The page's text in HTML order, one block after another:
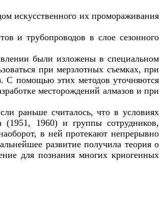
искусственного их промораживания
и трубопроводов в слое сезонного
были изложены в специальном
при мерзлотных съемках, при
С помощью этих методов уточняются
месторождений алмазов и при
раньше считалось, что в условиях
1960) и группы сотрудников,
в ней протекают непрерывно
развитие получила теория о
для познания многих криогенных